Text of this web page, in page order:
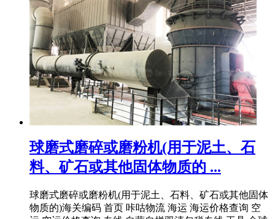
球磨式磨碎或磨粉机(用于泥土、石
料、矿石或其他固体物质的 ...
球磨式磨碎或磨粉机(用于泥土、石料、矿石或其他固体
物质的)海关编码 首页 咔咕物流 海运 海运价格查询 空